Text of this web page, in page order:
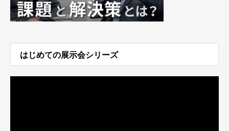
はじめての展示会シリーズ